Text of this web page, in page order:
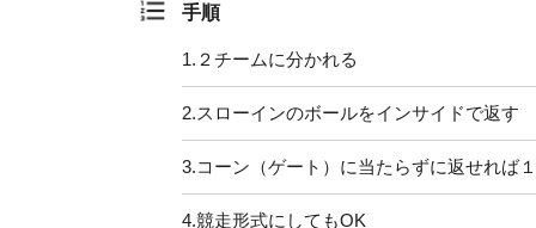
手順
1. ２チームに分かれる
2.スローインのボールをインサイドで返す
3.コーン（ゲート）に当たらずに返せれば
4.競走形式にしてもOK